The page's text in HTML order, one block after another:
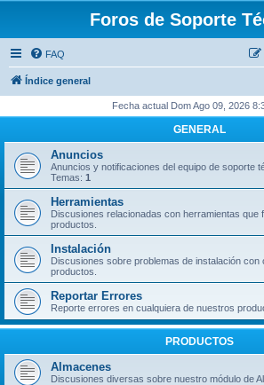
Foros de Soporte
FAQ
Índice general
Fecha actual Dom Ago 09, 2026
GENERAL
Anuncios
Anuncios y notificaciones del equipo de soporte
Temas: 1
Herramientas
Discusiones relacionadas con herramientas que
productos.
Instalación
Discusiones sobre problemas de instalación con
productos.
Reportar Errores
Reporte errores en cualquiera de nuestros
PRODUCTOS
Almacenes
Discusiones diversas sobre nuestro módulo de